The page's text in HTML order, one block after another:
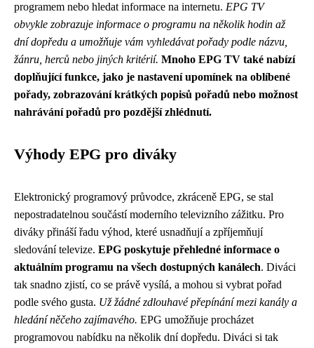
programem nebo hledat informace na internetu. EPG TV
obvykle zobrazuje informace o programu na několik hodin až
dní dopředu a umožňuje vám vyhledávat pořady podle názvu,
žánru, herců nebo jiných kritérií. Mnoho EPG TV také nabízí
doplňující funkce, jako je nastavení upomínek na oblíbené
pořady, zobrazování krátkých popisů pořadů nebo možnost
nahrávání pořadů pro pozdější zhlédnutí.
Výhody EPG pro diváky
Elektronický programový průvodce, zkráceně EPG, se stal
nepostradatelnou součástí moderního televizního zážitku. Pro
diváky přináší řadu výhod, které usnadňují a zpříjemňují
sledování televize. EPG poskytuje přehledné informace o
aktuálním programu na všech dostupných kanálech. Diváci
tak snadno zjistí, co se právě vysílá, a mohou si vybrat pořad
podle svého gusta. Už žádné zdlouhavé přepínání mezi kanály a
hledání něčeho zajímavého. EPG umožňuje procházet
programovou nabídku na několik dní dopředu. Diváci si tak